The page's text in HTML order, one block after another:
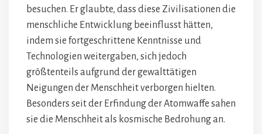
besuchen. Er glaubte, dass diese Zivilisationen die
menschliche Entwicklung beeinflusst hätten,
indem sie fortgeschrittene Kenntnisse und
Technologien weitergaben, sich jedoch
größtenteils aufgrund der gewalttätigen
Neigungen der Menschheit verborgen hielten.
Besonders seit der Erfindung der Atomwaffe sahen
sie die Menschheit als kosmische Bedrohung an.